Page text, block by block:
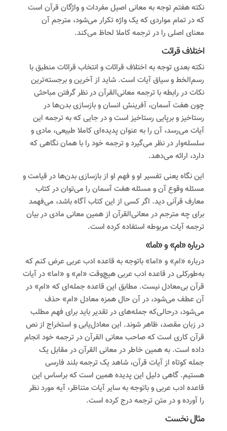
نکته هفتم توجه به معانی اصیل مفردات و واژگان قرآن است
که در تمام مواردی که یک واژه تکرار می‌شود، مترجم آن
معنای اصلی را در ترجمه کاملا لحاظ می‌کند.
اختلاف قرائت
نکته بعدی توجه به اختلاف قرائات و انتخاب قرائات منطبق با
رسم‌الخط و سیاق آیات است. شاید از آخرین و برجسته‌ترین
نکات در رابطه با ترجمه معانی‌القرآن در نظر گرفتن مباحثی
چون هفت آسمان، آفرینش انسان و بازسازی بدن‌ها در
رستاخیز و برپایی رستاخیز است و در جایی که به ترجمه این
آیات می‌رسد، آن را به‌ عنوان پدیده‌ای کاملا طبیعی، مادی و
سلسله‌‌وار در نظر می‌گیرد و ترجمه خود را با همان نگاهی که
دارد، ارائه می‌دهد.
این نگاه یعنی تفسیر او و فهم او از بازسازی بدن‌ها در قیامت و
مسئله وقوع آن و مسئله هفت آسمان را می‌توان در کتاب
معارف قرآنی دید. اگر کسی از این کتاب آگاه باشد، می‌فهمد
برای چه مترجم در معانی‌القرآن از همین معانی مادی در بیان
ترجمه آیات مربوطه استفاده کرده است.
درباره «ام» و «اما»
درباره «ام» و «اما» باتوجه به قاعده ادب عربی عرض کنم که
به‌طور‌کلی در قاعده ادب عربی هیچ‌وقت «ام» و «اما» در آیات
قرآن بی‌معادل نیست. مطابق این قاعده جمله‌ای که «ام» در
آن عطف می‌شود، در آن حال همزه معادل «ام» حذف
می‌شود، درحالی‌که جمله‌های در تقدیر باید برای فهم مطلب
در زبان مقصد، ظاهر شوند. این معادل‌یابی و استخراج از نص
قرآن کاری است که صاحب معانی القرآن در ترجمه خود انجام
داده است. به همین‌ خاطر در معانی القرآن در مقابل یک
جمله کوتاه از آیات قرآن، شاهد یک ترجمه بلند فارسی
هستیم. گاهی دلیل این پدیده همین است که براساس این
قاعده ادب عربی و باتوجه به سایر آیات متناظر، آیه مورد نظر
را آورده و در متن ترجمه درج کرده است.
مثال نخست